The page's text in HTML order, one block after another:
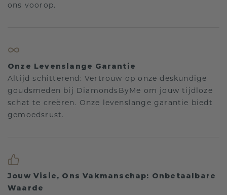
ons voorop.
Onze Levenslange Garantie
Altijd schitterend: Vertrouw op onze deskundige
goudsmeden bij DiamondsByMe om jouw tijdloze
schat te creëren. Onze levenslange garantie biedt
gemoedsrust.
Jouw Visie, Ons Vakmanschap: Onbetaalbare
Waarde